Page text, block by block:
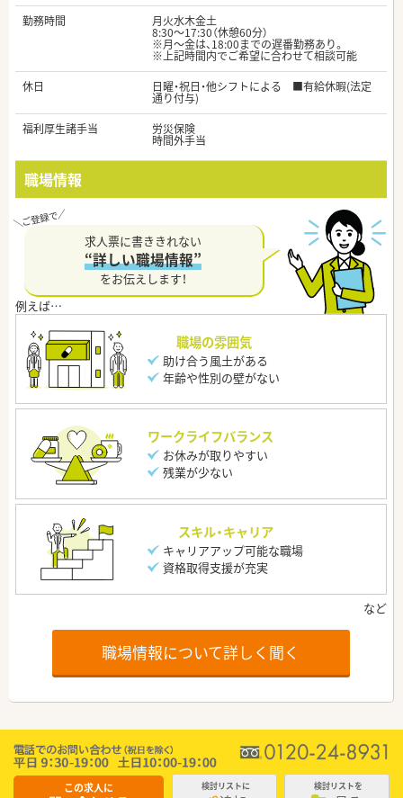
勤務時間
月火水木金土
8:30～17:30（休憩60分）
※月～金は、18:00までの遅番勤務あり。
※上記時間内でご希望に合わせて相談可能
休日
日曜・祝日・他シフトによる ■有給休暇(法定
通り付与)
福利厚生諸手当
労災保険
時間外手当
職場情報
求人票に書ききれない
“詳しい職場情報”
をお伝えします！
職場の雰囲気
助け合う風土がある
年齢や性別の壁がない
ワークライフバランス
お休みが取りやすい
残業が少ない
スキル・キャリア
キャリアアップ可能な職場
資格取得支援が充実
職場情報について詳しく聞く
この求人に 検討リストに 検討リストを